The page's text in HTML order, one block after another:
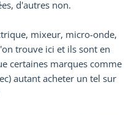
d'autres non.
mixeur, micro-onde,
trouve ici et ils sont en
certaines marques comme
autant acheter un tel sur